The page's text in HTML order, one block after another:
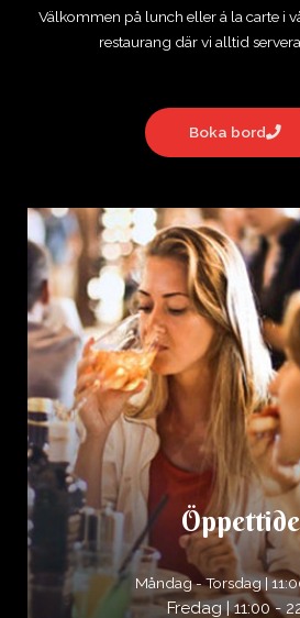
Välkommen på lunch eller á la carte i
restaurang där vi alltid
Boka bord
Måndag - Torsdag |
Fredag | 11:00 -